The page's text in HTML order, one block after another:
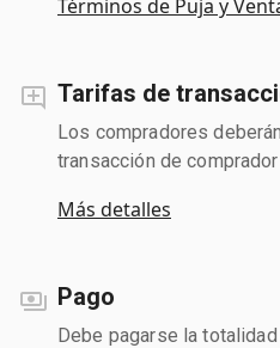
Términos de Puja y
Tarifas de
Los compradores
transacción de comprador
Más detalles
Pago
Debe pagarse la